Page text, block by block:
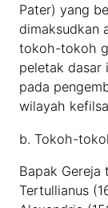
Pater) yang
dimaksudkan
tokoh-tokoh
peletak dasar
pada
wilayah
b. Tokoh-
Bapak Gereja
Tertullianus